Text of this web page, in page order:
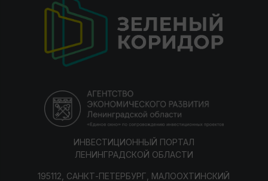
ИНВЕСТИЦИОННЫЙ ПОРТАЛ
ЛЕНИНГРАДСКОЙ ОБЛАСТИ
195112, САНКТ-ПЕТЕРБУРГ, МАЛООХТИНСКИЙ